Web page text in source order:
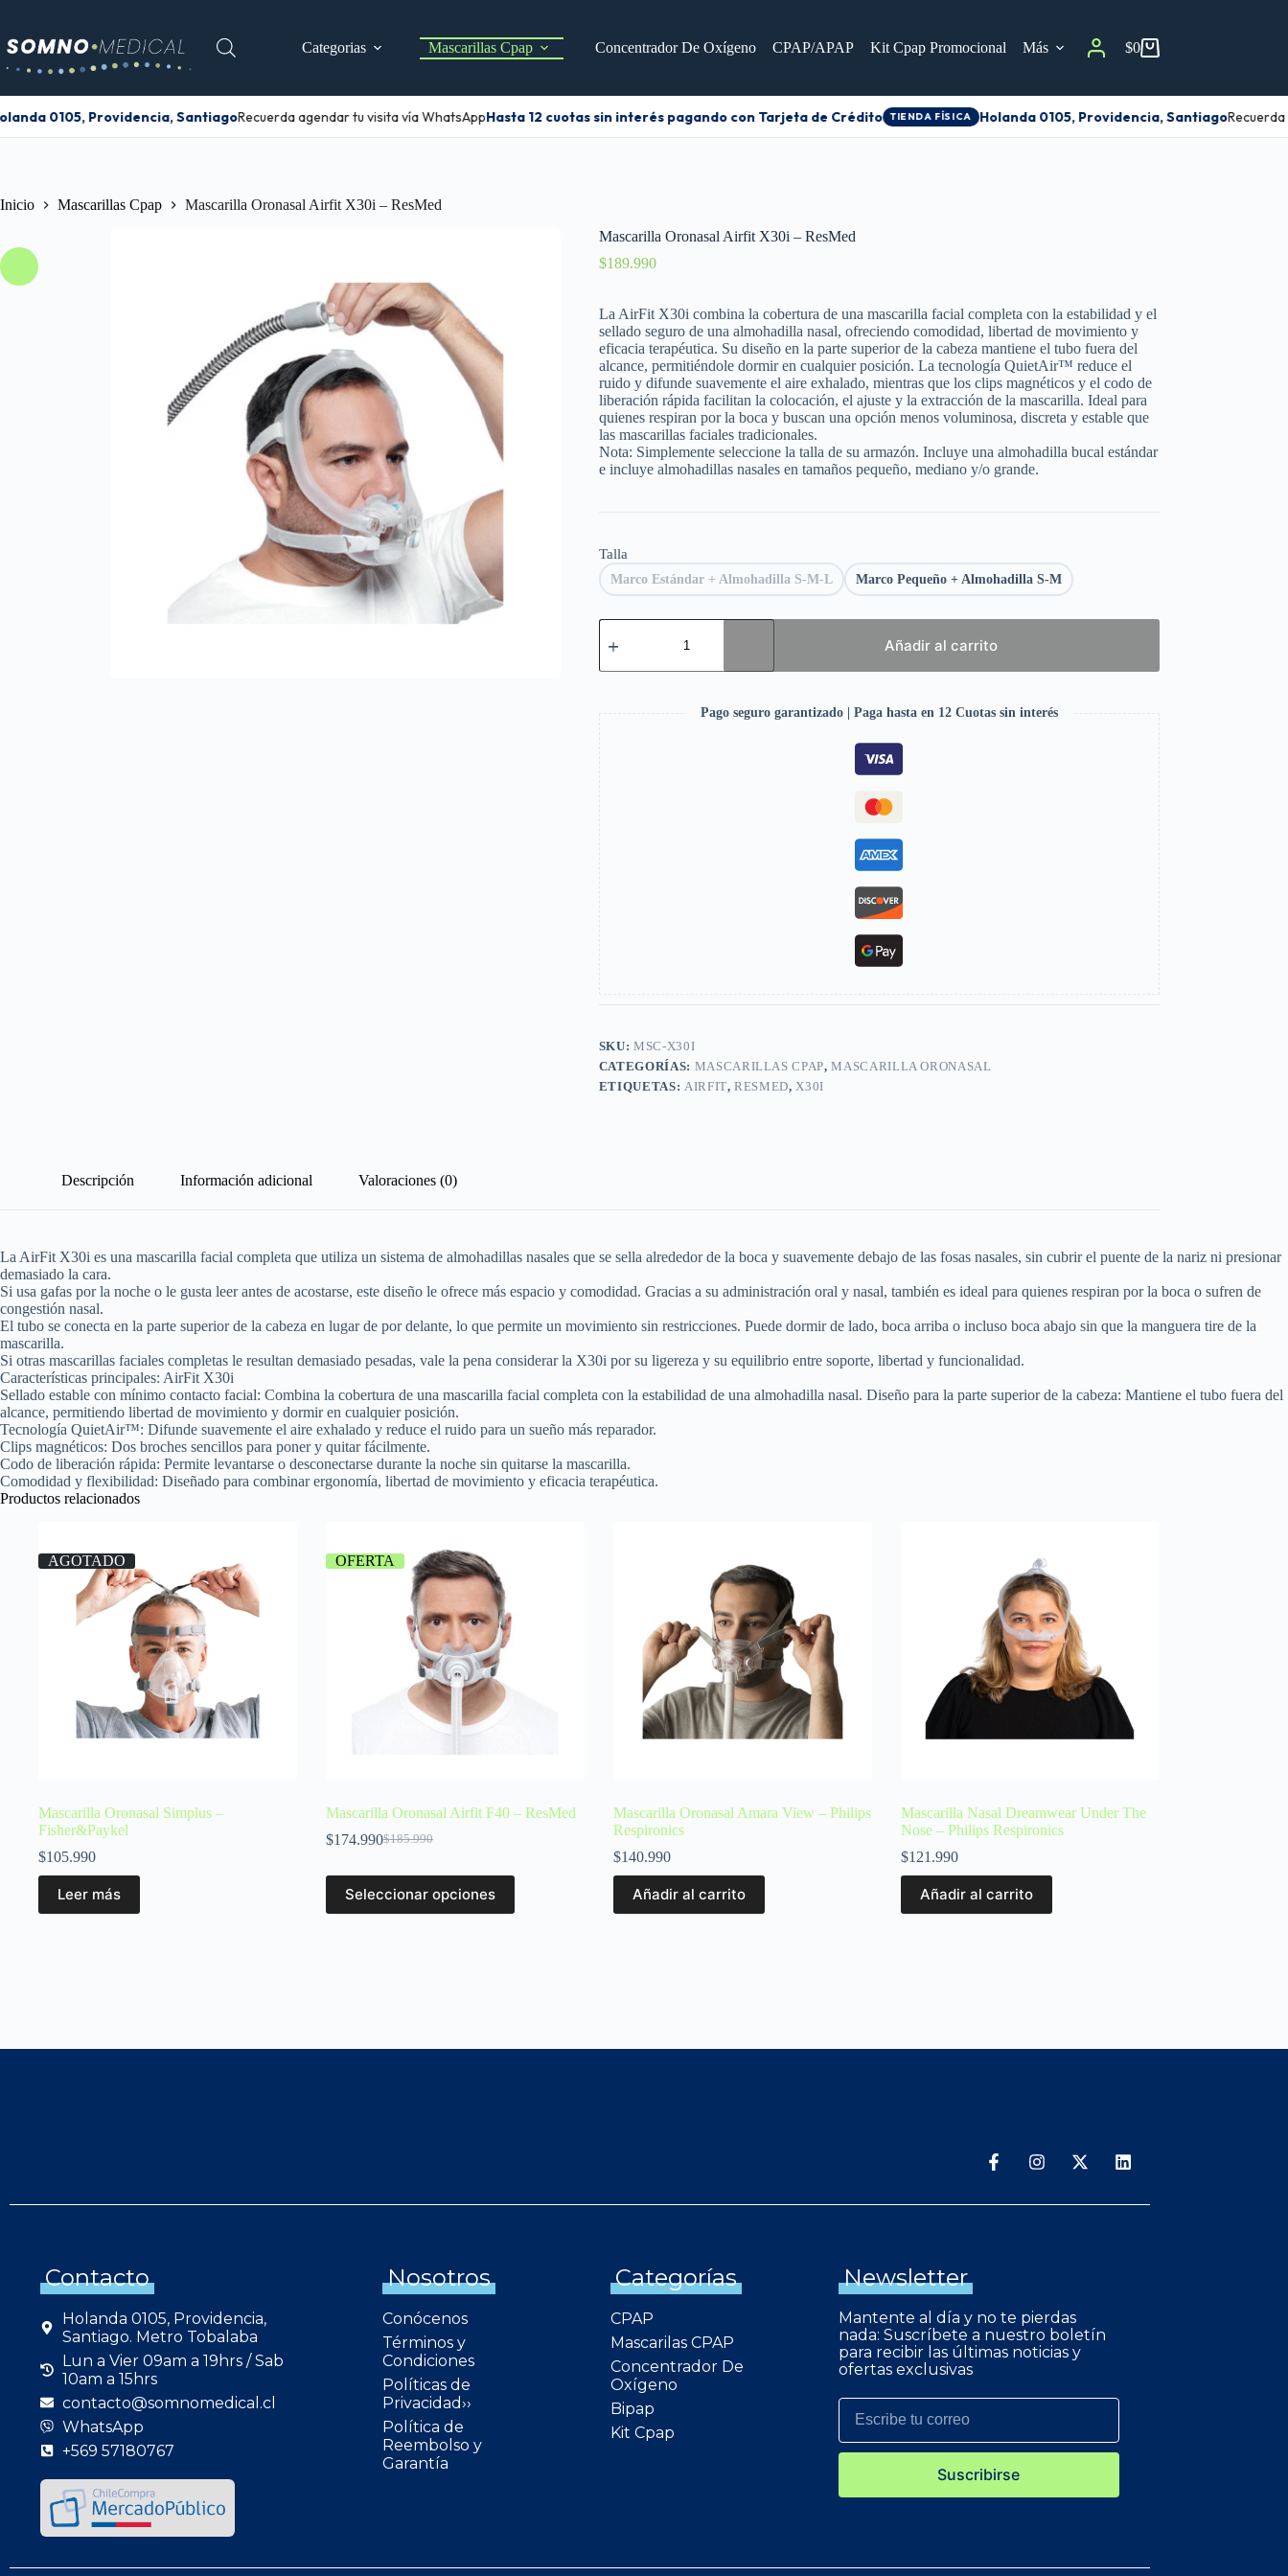
Categorias Mascarillas Cpap Concentrador De Oxígeno CPAP/APAP Kit Cpap Promocional Más $0
0105, Providencia, SantiagoRecuerda agendar tu visita vía WhatsAppHasta 12 cuotas sin interés pagando con Tarjeta de Crédito TIENDA FÍSICA Holanda 0105, Providencia, SantiagoRecuerda
Inicio Mascarillas Cpap
Mascarilla Oronasal Airfit X30i – ResMed
Mascarilla Oronasal Airfit X30i – ResMed
$189.990
La AirFit X30i combina la cobertura de una mascarilla facial completa con la estabilidad y el
sellado seguro de una almohadilla nasal, ofreciendo comodidad, libertad de movimiento y
eficacia terapéutica. Su diseño en la parte superior de la cabeza mantiene el tubo fuera del
alcance, permitiéndole dormir en cualquier posición. La tecnología QuietAir™ reduce el
ruido y difunde suavemente el aire exhalado, mientras que los clips magnéticos y el codo de
liberación rápida facilitan la colocación, el ajuste y la extracción de la mascarilla. Ideal para
quienes respiran por la boca y buscan una opción menos voluminosa, discreta y estable que
las mascarillas faciales tradicionales.
Nota: Simplemente seleccione la talla de su armazón. Incluye una almohadilla bucal estándar
e incluye almohadillas nasales en tamaños pequeño, mediano y/o grande.
Talla
Marco Estándar + Almohadilla S-M-L Marco Pequeño + Almohadilla S-M
Añadir al carrito
Pago seguro garantizado | Paga hasta en 12 Cuotas sin interés
SKU:MSC-X30I
CATEGORÍAS: MASCARILLAS CPAP,MASCARILLA ORONASAL
ETIQUETAS: AIRFIT,RESMED,X30I
Descripción Información adicional Valoraciones (0)
La AirFit X30i es una mascarilla facial completa que utiliza un sistema de almohadillas nasales que se sella alrededor de la boca y suavemente debajo de las fosas nasales, sin cubrir el puente de la nariz ni presionar
demasiado la cara.
Si usa gafas por la noche o le gusta leer antes de acostarse, este diseño le ofrece más espacio y comodidad. Gracias a su administración oral y nasal, también es ideal para quienes respiran por la boca o sufren de
congestión nasal.
El tubo se conecta en la parte superior de la cabeza en lugar de por delante, lo que permite un movimiento sin restricciones. Puede dormir de lado, boca arriba o incluso boca abajo sin que la manguera tire de la
mascarilla.
Si otras mascarillas faciales completas le resultan demasiado pesadas, vale la pena considerar la X30i por su ligereza y su equilibrio entre soporte, libertad y funcionalidad.
Características principales: AirFit X30i
Sellado estable con mínimo contacto facial: Combina la cobertura de una mascarilla facial completa con la estabilidad de una almohadilla nasal. Diseño para la parte superior de la cabeza: Mantiene el tubo fuera del
alcance, permitiendo libertad de movimiento y dormir en cualquier posición.
Tecnología QuietAir™: Difunde suavemente el aire exhalado y reduce el ruido para un sueño más reparador.
Clips magnéticos: Dos broches sencillos para poner y quitar fácilmente.
Codo de liberación rápida: Permite levantarse o desconectarse durante la noche sin quitarse la mascarilla.
Comodidad y flexibilidad: Diseñado para combinar ergonomía, libertad de movimiento y eficacia terapéutica.
Productos relacionados
AGOTADO
Mascarilla Oronasal Simplus –
Fisher&Paykel
$105.990
Leer más
OFERTA
Mascarilla Oronasal Airfit F40 – ResMed
$185.990
$174.990
Seleccionar opciones
Mascarilla Oronasal Amara View – Philips
Respironics
$140.990
Añadir al carrito
Mascarilla Nasal Dreamwear Under The
Nose – Philips Respironics
$121.990
Añadir al carrito
Contacto
Holanda 0105, Providencia,
Santiago. Metro Tobalaba
Lun a Vier 09am a 19hrs / Sab
10am a 15hrs
contacto@somnomedical.cl
WhatsApp
+569 57180767
Nosotros
Conócenos
Términos y
Condiciones
Políticas de
Privacidad››
Política de
Reembolso y
Garantía
Categorías
CPAP
Mascarilas CPAP
Concentrador De
Oxígeno
Bipap
Kit Cpap
Newsletter
Mantente al día y no te pierdas
nada: Suscríbete a nuestro boletín
para recibir las últimas noticias y
ofertas exclusivas
Suscribirse